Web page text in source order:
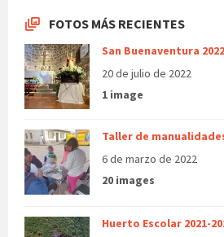
FOTOS MÁS RECIENTES
San Buenaventura 2022
20 de julio de 2022
1 image
Taller de
6 de marzo de 2022
20 images
Huerto Escolar 2021-